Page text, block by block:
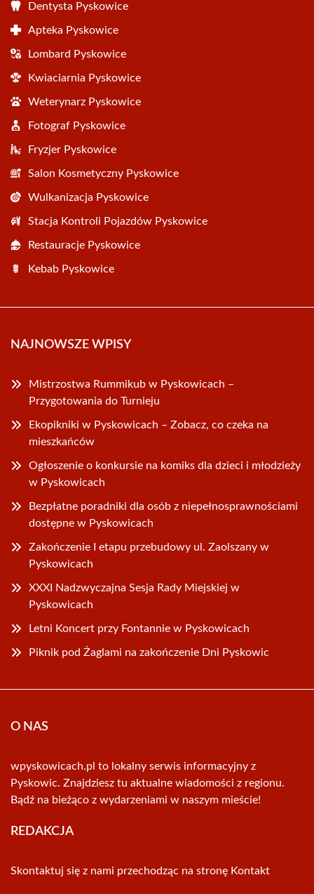
Dentysta Pyskowice
Apteka Pyskowice
Lombard Pyskowice
Kwiaciarnia Pyskowice
Weterynarz Pyskowice
Fotograf Pyskowice
Fryzjer Pyskowice
Salon Kosmetyczny Pyskowice
Wulkanizacja Pyskowice
Stacja Kontroli Pojazdów Pyskowice
Restauracje Pyskowice
Kebab Pyskowice
NAJNOWSZE WPISY
Mistrzostwa Rummikub w Pyskowicach –
Przygotowania do Turnieju
Ekopikniki w Pyskowicach – Zobacz, co czeka na
mieszkańców
Ogłoszenie o konkursie na komiks dla dzieci i młodzieży
w Pyskowicach
Bezpłatne poradniki dla osób z niepełnosprawnościami
dostępne w Pyskowicach
Zakończenie I etapu przebudowy ul. Zaolszany w
Pyskowicach
XXXI Nadzwyczajna Sesja Rady Miejskiej w
Pyskowicach
Letni Koncert przy Fontannie w Pyskowicach
Piknik pod Żaglami na zakończenie Dni Pyskowic
O NAS
wpyskowicach.pl to lokalny serwis informacyjny z
Pyskowic. Znajdziesz tu aktualne wiadomości z regionu.
Bądź na bieżąco z wydarzeniami w naszym mieście!
REDAKCJA
Skontaktuj się z nami przechodząc na stronę Kontakt